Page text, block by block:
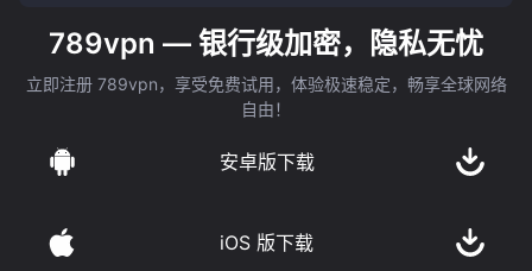
789vpn — 银行级加密，隐私无忧
立即注册 789vpn，享受免费试用，体验极速稳定，畅享全球网络
自由！
安卓版下载
iOS 版下载